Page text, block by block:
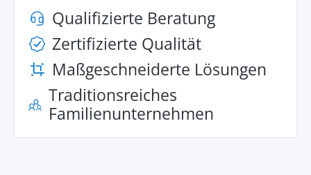
Qualifizierte Beratung
Zertifizierte Qualität
Maßgeschneiderte Lösungen
Traditionsreiches
Familienunternehmen